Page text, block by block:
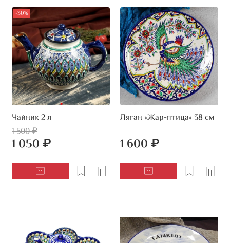
-30%
Чайник 2 л
1 500 ₽
1 050 ₽
Ляган «Жар-птица» 38 см
1 600 ₽